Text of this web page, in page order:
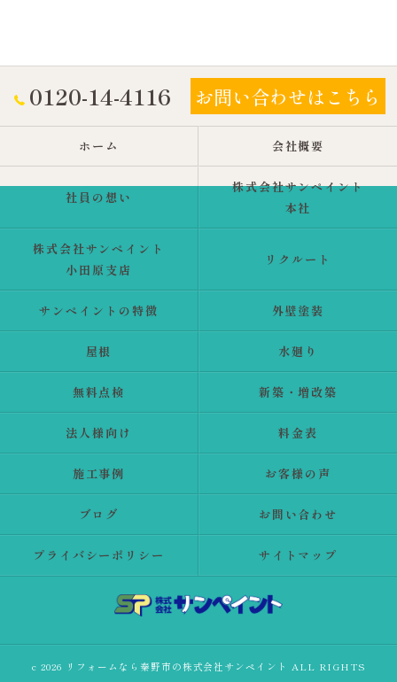
0120-14-4116 お問い合わせはこちら
ホーム 会社概要
社員の想い
株式会社サンペイント
本社
株式会社サンペイント
小田原支店
リクルート
サンペイントの特徴 外壁塗装
屋根 水廻り
無料点検 新築・増改築
法人様向け 料金表
施工事例 お客様の声
ブログ お問い合わせ
プライバシーポリシー サイトマップ
c 2026 リフォームなら秦野市の株式会社サンペイント ALL RIGHTS